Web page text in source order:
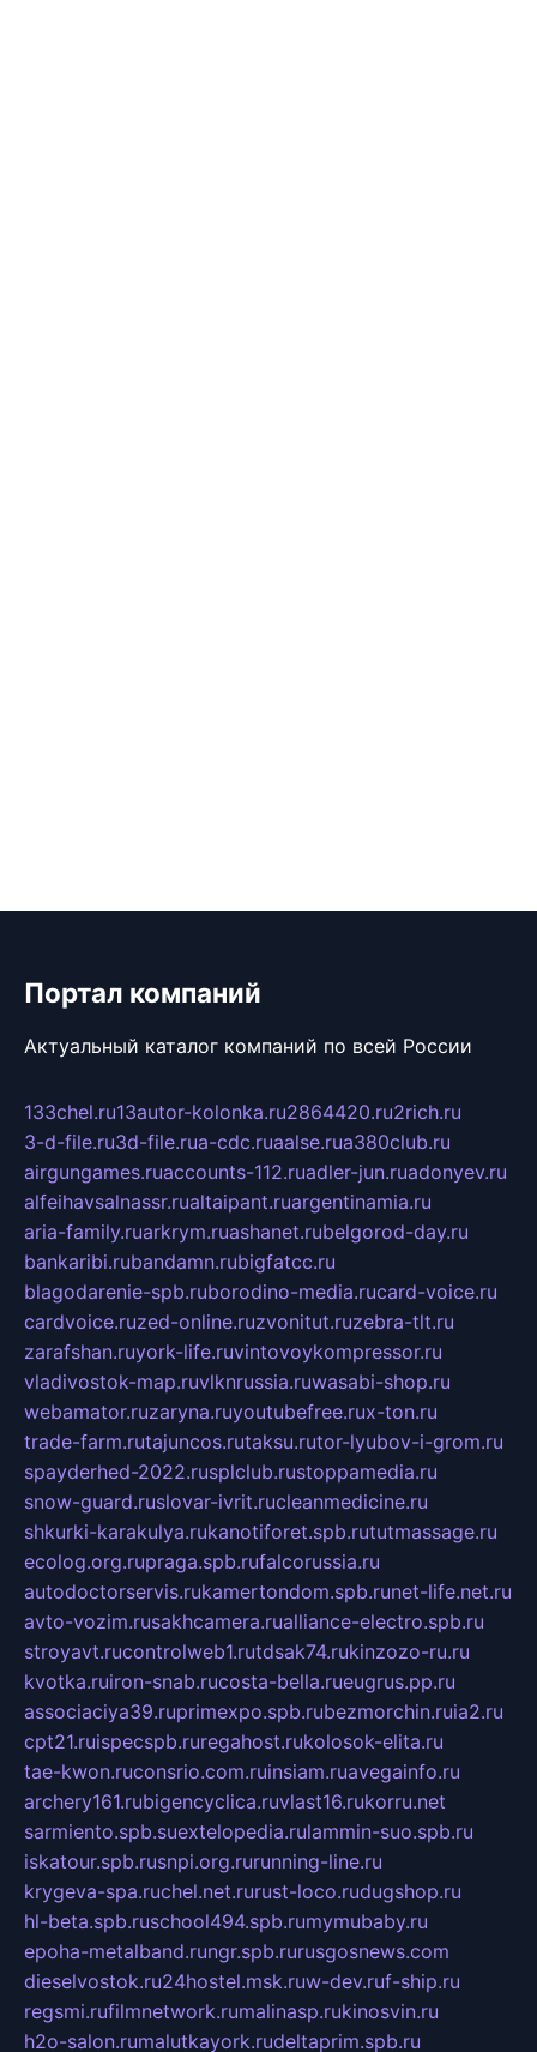
Портал компаний
Актуальный каталог компаний по всей России
133chel.ru13autor-kolonka.ru2864420.ru2rich.ru
3-d-file.ru3d-file.rua-cdc.ruaalse.rua380club.ru
airgungames.ruaccounts-112.ruadler-jun.ruadonyev.ru
alfeihavsalnassr.rualtaipant.ruargentinamia.ru
aria-family.ruarkrym.ruashanet.rubelgorod-day.ru
bankaribi.rubandamn.rubigfatcc.ru
blagodarenie-spb.ruborodino-media.rucard-voice.ru
cardvoice.ruzed-online.ruzvonitut.ruzebra-tlt.ru
zarafshan.ruyork-life.ruvintovoykompressor.ru
vladivostok-map.ruvlknrussia.ruwasabi-shop.ru
webamator.ruzaryna.ruyoutubefree.rux-ton.ru
trade-farm.rutajuncos.rutaksu.rutor-lyubov-i-grom.ru
spayderhed-2022.rusplclub.rustoppamedia.ru
snow-guard.ruslovar-ivrit.rucleanmedicine.ru
shkurki-karakulya.rukanotiforet.spb.rututmassage.ru
ecolog.org.rupraga.spb.rufalcorussia.ru
autodoctorservis.rukamertondom.spb.runet-life.net.ru
avto-vozim.rusakhcamera.rualliance-electro.spb.ru
stroyavt.rucontrolweb1.rutdsak74.rukinzozo-ru.ru
kvotka.ruiron-snab.rucosta-bella.rueugrus.pp.ru
associaciya39.ruprimexpo.spb.rubezmorchin.ruia2.ru
cpt21.ruispecspb.ruregahost.rukolosok-elita.ru
tae-kwon.ruconsrio.com.ruinsiam.ruavegainfo.ru
archery161.rubigencyclica.ruvlast16.rukorru.net
sarmiento.spb.suextelopedia.rulammin-suo.spb.ru
iskatour.spb.rusnpi.org.rurunning-line.ru
krygeva-spa.ruchel.net.rurust-loco.rudugshop.ru
hl-beta.spb.ruschool494.spb.rumymubaby.ru
epoha-metalband.rungr.spb.rurusgosnews.com
dieselvostok.ru24hostel.msk.ruw-dev.ruf-ship.ru
regsmi.rufilmnetwork.rumalinasp.rukinosvin.ru
h2o-salon.rumalutkayork.rudeltaprim.spb.ru